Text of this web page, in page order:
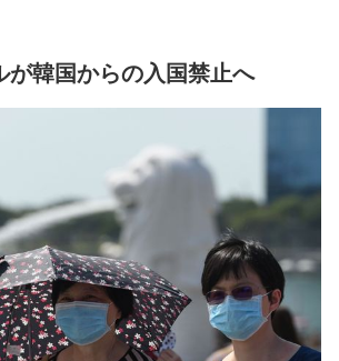
が韓国からの入国禁止へ